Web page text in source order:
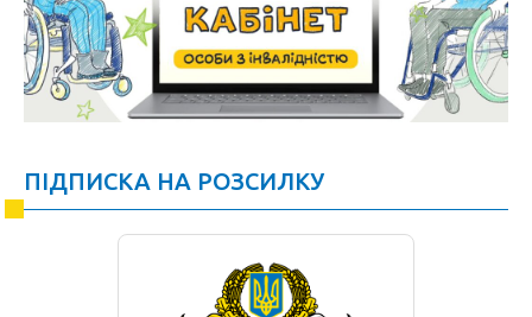
ПІДПИСКА НА РОЗСИЛКУ